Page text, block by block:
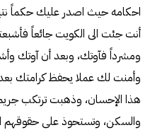
احكامه حيث اصدر عليك حكماً
أنت جئت الى الكويت جائعاً
ومشرداً فآوتك، وبعد أن آوتك
وأمنت لك عملا يحفظ كرامتك
هذا الإحسان، وذهبت ترتكب
والسكن، وتستحوذ على حقوقهم